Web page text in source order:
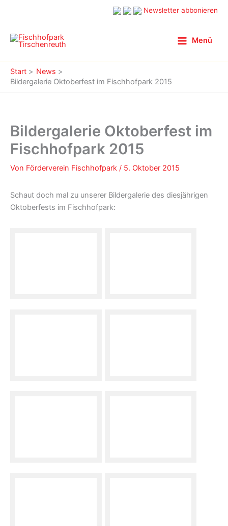
Newsletter abbonieren
Menü
Start
News
Bildergalerie Oktoberfest im Fischhofpark 2015
Bildergalerie Oktoberfest im
Fischhofpark 2015
Von Förderverein Fischhofpark / 5. Oktober 2015
Schaut doch mal zu unserer Bildergalerie des diesjährigen
Oktoberfests im Fischhofpark: